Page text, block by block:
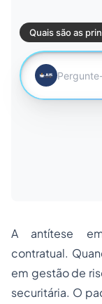
A antítese
contratual.
em gestão de
securitária. O